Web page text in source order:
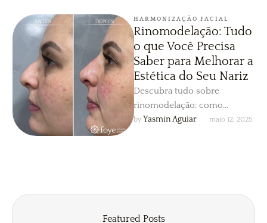
HARMONIZAÇÃO FACIAL
Rinomodelação: Tudo
o que Você Precisa
Saber para Melhorar a
Estética do Seu Nariz
Descubra tudo sobre
rinomodelação: como
funciona, benefícios, mitos e
by Yasmin Aguiar maio 12, 2025
Featured Posts